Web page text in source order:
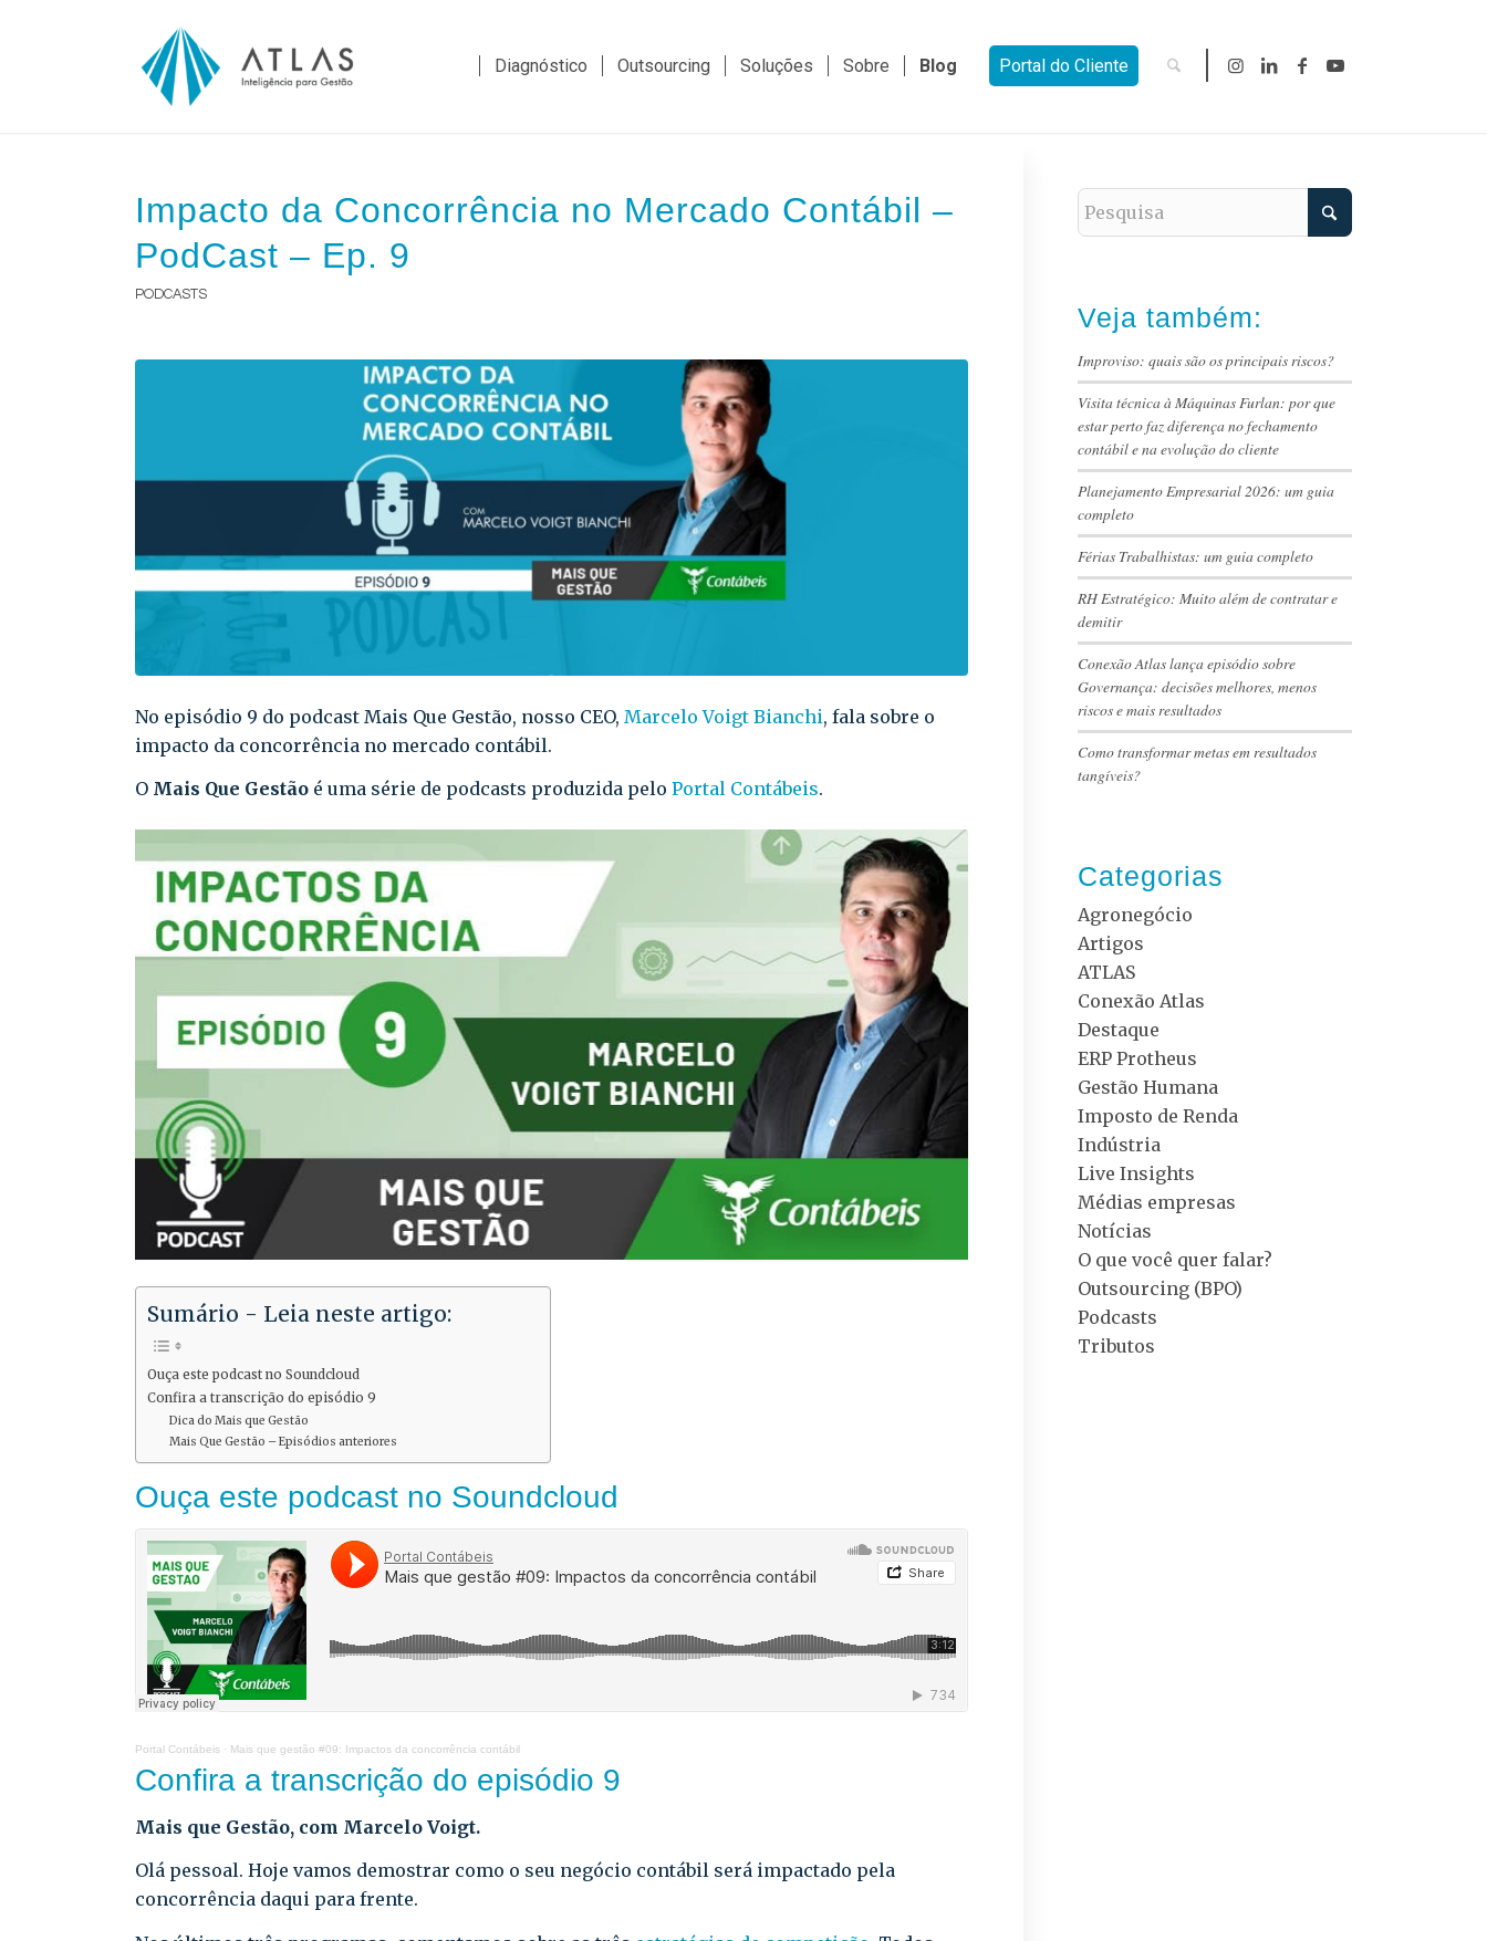
Diagnóstico Outsourcing Soluções Sobre Blog Portal do Cliente
Impacto da Concorrência no Mercado Contábil –
PodCast – Ep. 9
PODCASTS
No episódio 9 do podcast Mais Que Gestão, nosso CEO, Marcelo Voigt Bianchi, fala sobre o
impacto da concorrência no mercado contábil.
O Mais Que Gestão é uma série de podcasts produzida pelo Portal Contábeis.
Sumário - Leia neste artigo:
Ouça este podcast no Soundcloud
Confira a transcrição do episódio 9
Dica do Mais que Gestão
Mais Que Gestão – Episódios anteriores
Ouça este podcast no Soundcloud
Portal Contábeis · Mais que gestão #09: Impactos da concorrência contábil
Confira a transcrição do episódio 9
Mais que Gestão, com Marcelo Voigt.
Olá pessoal. Hoje vamos demostrar como o seu negócio contábil será impactado pela
concorrência daqui para frente.
Veja também:
Improviso: quais são os principais riscos?
Visita técnica à Máquinas Furlan: por que
estar perto faz diferença no fechamento
contábil e na evolução do cliente
Planejamento Empresarial 2026: um guia
completo
Férias Trabalhistas: um guia completo
RH Estratégico: Muito além de contratar e
demitir
Conexão Atlas lança episódio sobre
Governança: decisões melhores, menos
riscos e mais resultados
Como transformar metas em resultados
tangíveis?
Categorias
Agronegócio
Artigos
ATLAS
Conexão Atlas
Destaque
ERP Protheus
Gestão Humana
Imposto de Renda
Indústria
Live Insights
Médias empresas
Notícias
O que você quer falar?
Outsourcing (BPO)
Podcasts
Tributos